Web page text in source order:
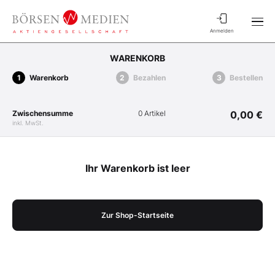
Anmelden
WARENKORB
Warenkorb Bezahlen Bestellen
Zwischensumme
inkl. MwSt.
0 Artikel 0,00 €
Ihr Warenkorb ist leer
Zur Shop-Startseite